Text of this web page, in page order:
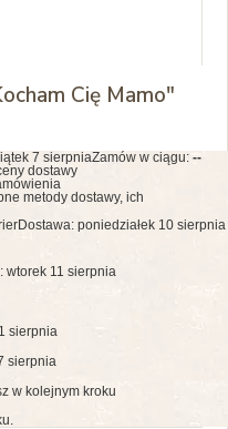
Cię Mamo"
7 sierpniaZamów w ciągu: --
dostawy
metody dostawy, ich
Dostawa: poniedziałek 10 sierpnia
wtorek 11 sierpnia
sierpnia
sierpnia
w kolejnym kroku